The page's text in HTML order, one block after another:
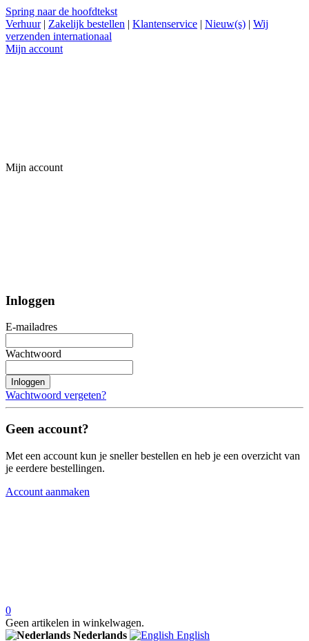
Spring naar de hoofdtekst
Verhuur | Zakelijk bestellen | Klantenservice | Nieuw(s) | Wij
verzenden internationaal
Mijn account
Mijn account
Inloggen
E-mailadres
Wachtwoord
Inloggen
Wachtwoord vergeten?
Geen account?
Met een account kun je sneller bestellen en heb je een overzicht van
je eerdere bestellingen.
Account aanmaken
0
Geen artikelen in winkelwagen.
Nederlands
English